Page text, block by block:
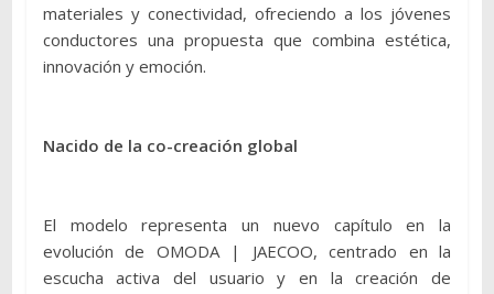
materiales y conectividad, ofreciendo a los jóvenes
conductores una propuesta que combina estética,
innovación y emoción.
Nacido de la co-creación global
El modelo representa un nuevo capítulo en la
evolución de OMODA | JAECOO, centrado en la
escucha activa del usuario y en la creación de